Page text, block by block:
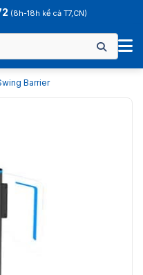
(8h-18h kể cả T7,CN)
Barrier